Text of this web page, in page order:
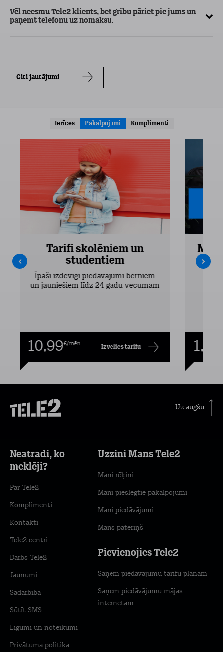
Vēl neesmu Tele2 klients, bet gribu pāriet pie jums un
paņemt telefonu uz nomaksu.
Citi jautājumi
Ierīces Pakalpojumi Komplimenti
Tarifi skolēniem un
studentiem
Īpaši izdevīgi piedāvājumi bērniem
un jauniešiem līdz 24 gadu vecumam
10,99€/mēn. Izvēlies tarifu 1,00
Uz augšu
Neatradi, ko
meklēji?
Par Tele2
Komplimenti
Kontakti
Tele2 centri
Darbs Tele2
Jaunumi
Sadarbība
Sūtīt SMS
Līgumi un noteikumi
Privātuma politika
Uzzini Mans Tele2
Mani rēķini
Mani pieslēgtie pakalpojumi
Mani piedāvājumi
Mans patēriņš
Pievienojies Tele2
Saņem piedāvājumu tarifu plānam
Saņem piedāvājumu mājas
internetam